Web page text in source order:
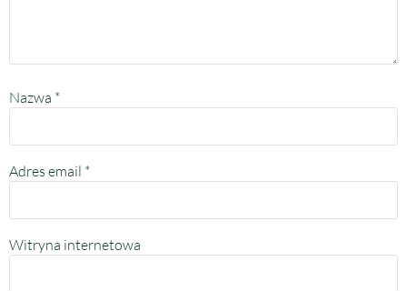
Nazwa *
Adres email *
Witryna internetowa